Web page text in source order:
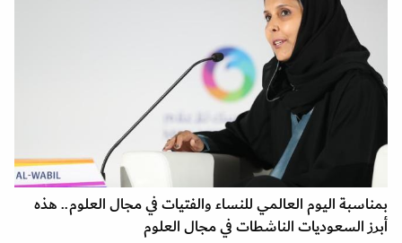
بمناسبة اليوم العالمي للنساء والفتيات في مجال العلوم.. هذه
أبرز السعوديات الناشطات في مجال العلوم